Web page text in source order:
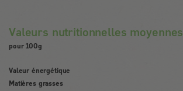
Valeurs nutritionnelles moyennes
pour 100g
Valeur énergétique
Matières grasses